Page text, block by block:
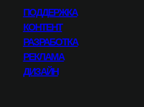
ПОДДЕРЖКА
КОНТЕНТ
РАЗРАБОТКА
РЕКЛАМА
ДИЗАЙН